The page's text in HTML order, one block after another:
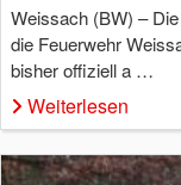
Weissach (BW) –
die Feuerwehr
bisher offiziell a …
Weiterlesen